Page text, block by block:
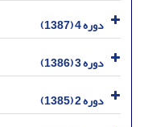
دوره 4 (1387)
دوره 3 (1386)
دوره 2 (1385)